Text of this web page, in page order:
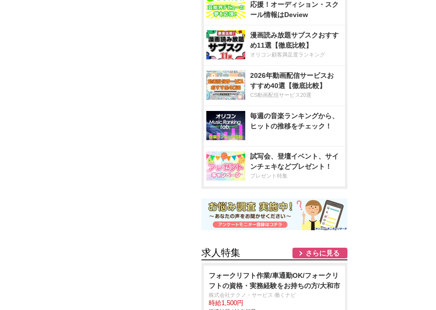
応援！オーディション・スク
ール情報はDeview
漫画読み放題サブスクおすす
め11選【徹底比較】
オリコン顧客満足度ランキング
2026年動画配信サービスお
すすめ40選【徹底比較】
CS動画配信サービス20選
毎週の音楽ランキングから、
ヒットの推移をチェック！
試写会、登壇イベント、サイ
ンチェキなどプレゼント！
プレゼント特集
求人特集 さらに見る
フォークリフト作業/車通勤OK/フォークリ
フトの資格・実務経験をお持ちの方/大和市
株式会社テクノ・サービス 働くナビ
時給1,500円